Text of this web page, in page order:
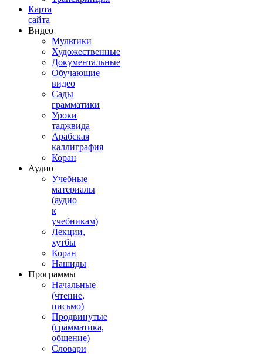
Карта
сайта
Видео
Мультики
Художественные
Документальные
Обучающие
видео
Сады
грамматики
Уроки
таджвида
Арабская
каллиграфия
Коран
Аудио
Учебные
материалы
(аудио
к
учебникам)
Лекции,
хутбы
Коран
Нашиды
Программы
Начальные
(чтение,
письмо)
Продвинутые
(грамматика,
общение)
Словари